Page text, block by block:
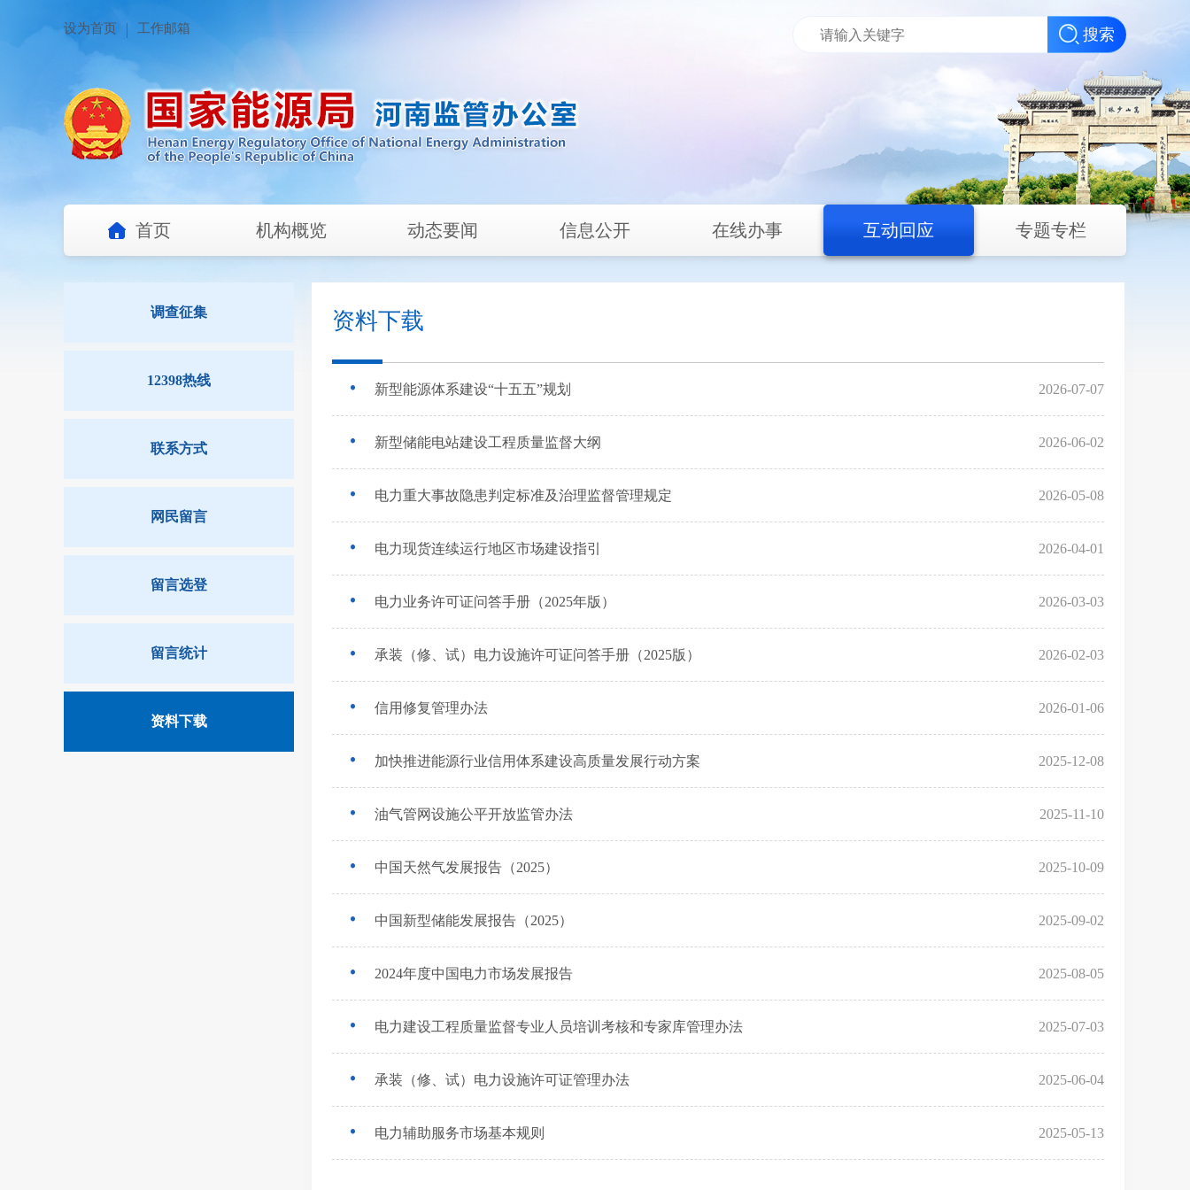
设为首页 工作邮箱 搜索
首页 机构概览 动态要闻 信息公开 在线办事 互动回应 专题专栏
调查征集
12398热线
联系方式
网民留言
留言选登
留言统计
资料下载
资料下载
新型能源体系建设“十五五”规划 2026-07-07
新型储能电站建设工程质量监督大纲 2026-06-02
电力重大事故隐患判定标准及治理监督管理规定 2026-05-08
电力现货连续运行地区市场建设指引 2026-04-01
电力业务许可证问答手册（2025年版） 2026-03-03
承装（修、试）电力设施许可证问答手册（2025版） 2026-02-03
信用修复管理办法 2026-01-06
加快推进能源行业信用体系建设高质量发展行动方案 2025-12-08
油气管网设施公平开放监管办法 2025-11-10
中国天然气发展报告（2025） 2025-10-09
中国新型储能发展报告（2025） 2025-09-02
2024年度中国电力市场发展报告 2025-08-05
电力建设工程质量监督专业人员培训考核和专家库管理办法 2025-07-03
承装（修、试）电力设施许可证管理办法 2025-06-04
电力辅助服务市场基本规则 2025-05-13